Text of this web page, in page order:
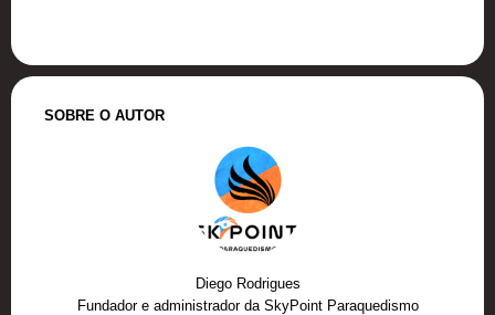
SOBRE O AUTOR
Diego Rodrigues
Fundador e administrador da SkyPoint Paraquedismo